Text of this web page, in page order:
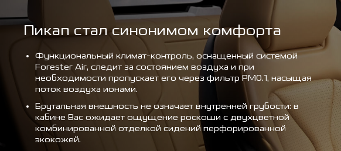
Пикап стал синонимом комфорта
Функциональный климат-контроль, оснащенный системой
Forester Air, следит за состоянием воздуха и при
необходимости пропускает его через фильтр PM0.1, насыщая
поток воздуха ионами.
Брутальная внешность не означает внутренней грубости: в
кабине Вас ожидает ощущение роскоши с двухцветной
комбинированной отделкой сидений перфорированной
экокожей.